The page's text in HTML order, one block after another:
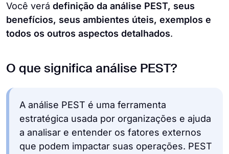
Você verá definição da análise PEST, seus
benefícios, seus ambientes úteis, exemplos e
todos os outros aspectos detalhados.
O que significa análise PEST?
A análise PEST é uma ferramenta
estratégica usada por organizações e ajuda
a analisar e entender os fatores externos
que podem impactar suas operações. PEST